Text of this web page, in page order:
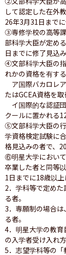
して認定した在外
26年3月31日までに
③専修学校の高等
部科学大臣が定め
日までに修了見込み
④文部科学大臣の
れかの資格を有する
ア国際バカロレ
たはGCEA資格を取
イ国際的な認証
クールに置かれる
⑤文部科学大臣の
学資格検定試験に
格見込みの者で、
⑥明星大学におい
卒業した者と同等
1日までに18歳以上
2．学科等で定め
る者。
3．専願制の場合
る者。
4．明星大学の教
の入学者受け入れ
5．志望学科等の